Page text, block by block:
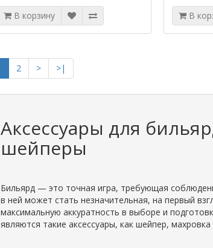
В корзину
В
2 > >|
Аксессуары для
шейперы
Бильярд — это точная игра, требующая
в ней может стать незначительная, на первый
максимальную аккуратность в выборе и
являются такие аксессуары, как шейпер, махровка